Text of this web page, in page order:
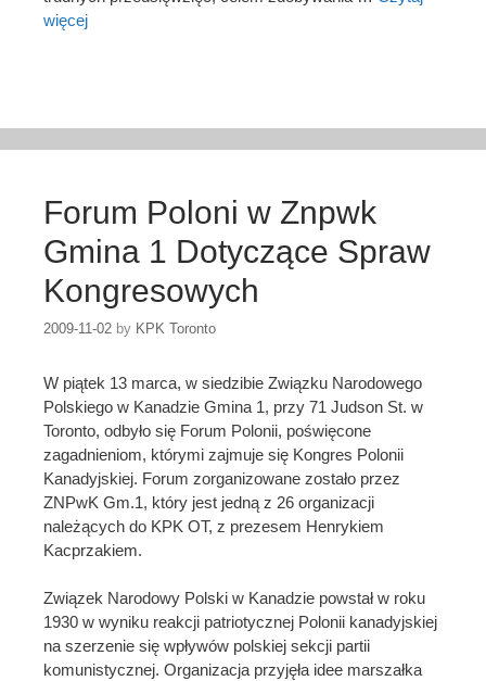
więcej
Forum Poloni w Znpwk
Gmina 1 Dotyczące Spraw
Kongresowych
2009-11-02 by KPK Toronto
W piątek 13 marca, w siedzibie Związku Narodowego
Polskiego w Kanadzie Gmina 1, przy 71 Judson St. w
Toronto, odbyło się Forum Polonii, poświęcone
zagadnieniom, którymi zajmuje się Kongres Polonii
Kanadyjskiej. Forum zorganizowane zostało przez
ZNPwK Gm.1, który jest jedną z 26 organizacji
należących do KPK OT, z prezesem Henrykiem
Kacprzakiem.
Związek Narodowy Polski w Kanadzie powstał w roku
1930 w wyniku reakcji patriotycznej Polonii kanadyjskiej
na szerzenie się wpływów polskiej sekcji partii
komunistycznej. Organizacja przyjęła idee marszałka